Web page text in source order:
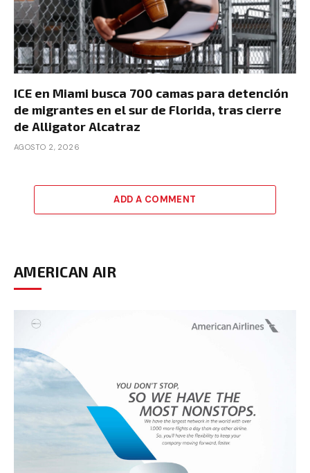
ICE en Miami busca 700 camas para detención
de migrantes en el sur de Florida, tras cierre
de Alligator Alcatraz
AGOSTO 2, 2026
ADD A COMMENT
AMERICAN AIR